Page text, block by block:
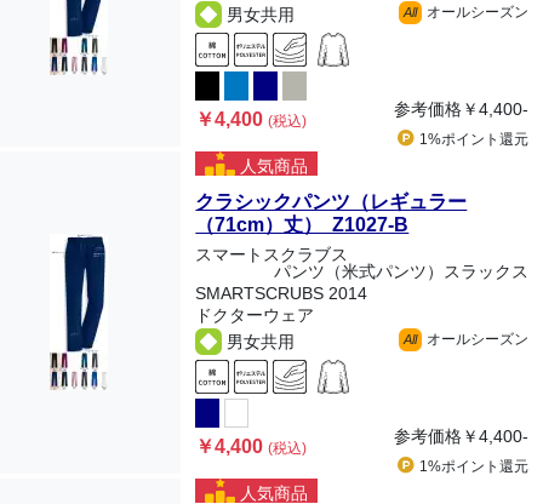
男女共用 All オールシーズン
￥4,400(税込)
参考価格￥4,400-
1%ポイント 還元
人気商品
クラシックパンツ（レギュラー
（71cm）丈） Z1027-B
スマートスクラブス
パンツ（米式パンツ）スラックス
SMARTSCRUBS 2014
ドクターウェア
男女共用
All オールシーズン
￥4,400(税込)
参考価格￥4,400-
1%ポイント 還元
人気商品